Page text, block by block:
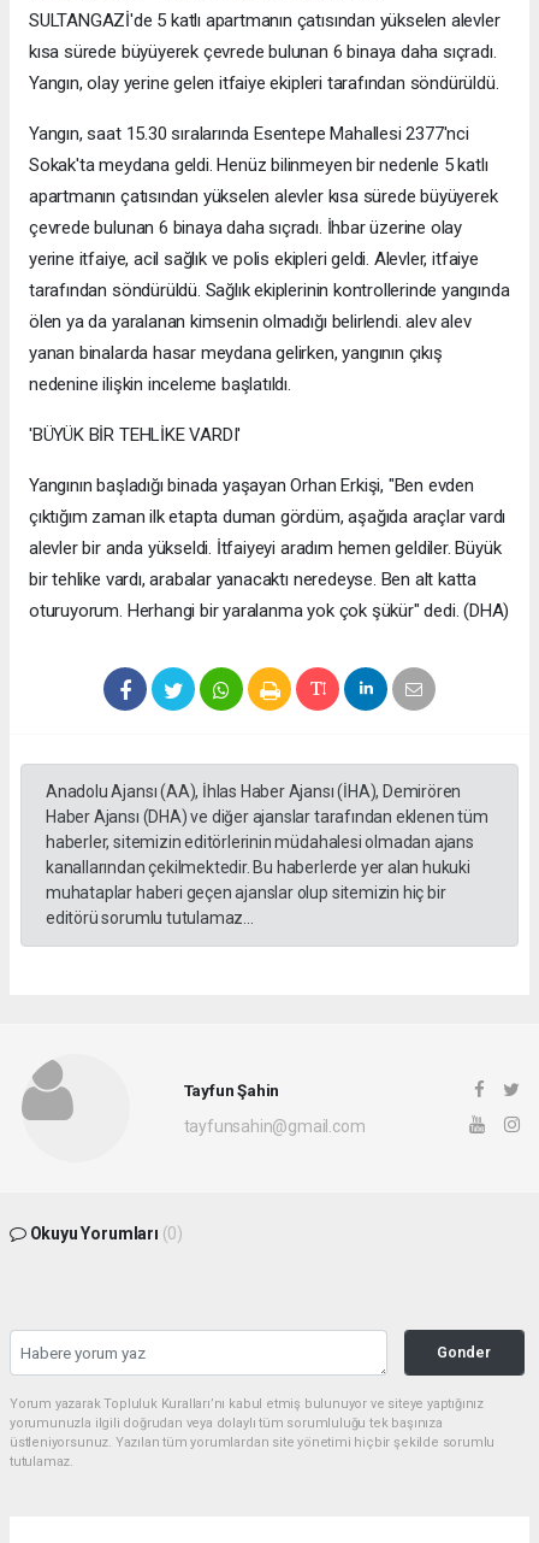
SULTANGAZİ'de 5 katlı apartmanın çatısından yükselen alevler
kısa sürede büyüyerek çevrede bulunan 6 binaya daha sıçradı.
Yangın, olay yerine gelen itfaiye ekipleri tarafından söndürüldü.
Yangın, saat 15.30 sıralarında Esentepe Mahallesi 2377'nci
Sokak'ta meydana geldi. Henüz bilinmeyen bir nedenle 5 katlı
apartmanın çatısından yükselen alevler kısa sürede büyüyerek
çevrede bulunan 6 binaya daha sıçradı. İhbar üzerine olay
yerine itfaiye, acil sağlık ve polis ekipleri geldi. Alevler, itfaiye
tarafından söndürüldü. Sağlık ekiplerinin kontrollerinde yangında
ölen ya da yaralanan kimsenin olmadığı belirlendi. alev alev
yanan binalarda hasar meydana gelirken, yangının çıkış
nedenine ilişkin inceleme başlatıldı.
'BÜYÜK BİR TEHLİKE VARDI'
Yangının başladığı binada yaşayan Orhan Erkişi, "Ben evden
çıktığım zaman ilk etapta duman gördüm, aşağıda araçlar vardı
alevler bir anda yükseldi. İtfaiyeyi aradım hemen geldiler. Büyük
bir tehlike vardı, arabalar yanacaktı neredeyse. Ben alt katta
oturuyorum. Herhangi bir yaralanma yok çok şükür" dedi. (DHA)
Anadolu Ajansı (AA), İhlas Haber Ajansı (İHA), Demirören
Haber Ajansı (DHA) ve diğer ajanslar tarafından eklenen tüm
haberler, sitemizin editörlerinin müdahalesi olmadan ajans
kanallarından çekilmektedir. Bu haberlerde yer alan hukuki
muhataplar haberi geçen ajanslar olup sitemizin hiç bir
editörü sorumlu tutulamaz...
Tayfun Şahin
tayfunsahin@gmail.com
Okuyu Yorumları (0)
Gonder
Yorum yazarak Topluluk Kuralları’nı kabul etmiş bulunuyor ve siteye yaptığınız
yorumunuzla ilgili doğrudan veya dolaylı tüm sorumluluğu tek başınıza
üstleniyorsunuz. Yazılan tüm yorumlardan site yönetimi hiçbir şekilde sorumlu
tutulamaz.